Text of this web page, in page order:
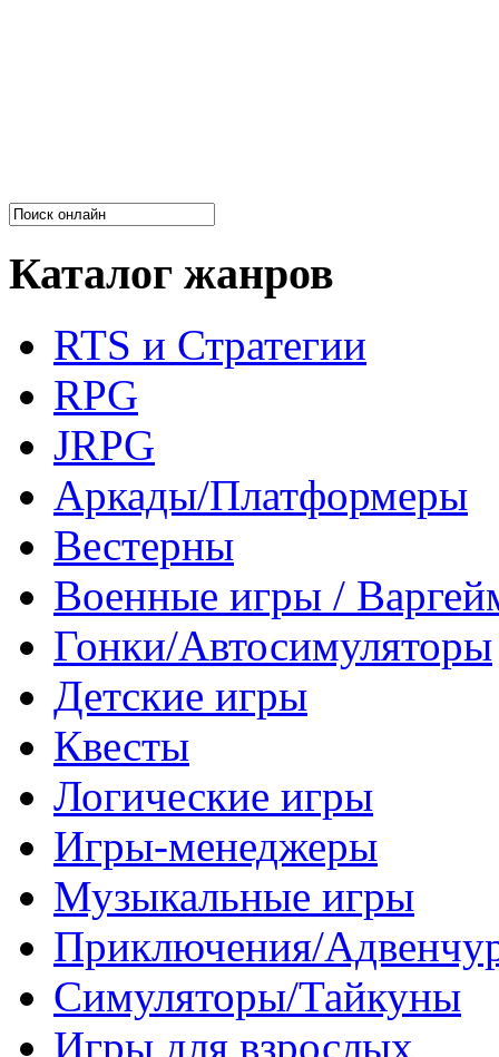
Каталог жанров
RTS и Стратегии
RPG
JRPG
Аркады/Платформеры
Вестерны
Военные игры /
Гонки/Автосимуляторы
Детские игры
Квесты
Логические игры
Игры-менеджеры
Музыкальные игры
Приключения/
Симуляторы/Тайкуны
Игры для взрослых